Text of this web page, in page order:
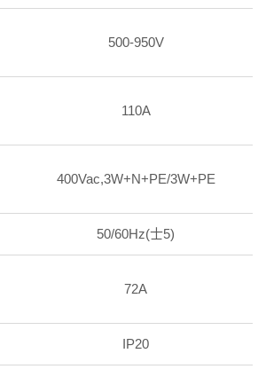
500-950V
110A
400Vac,3W+N+PE/3W+PE
50/60Hz(士5)
72A
IP20